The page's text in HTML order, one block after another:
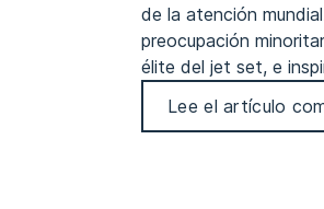
de la atención
preocupación
élite del jet set, e
Lee el artículo